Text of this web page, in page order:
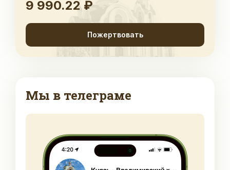
9 990.22 ₽
Пожертвовать
Мы в телеграме